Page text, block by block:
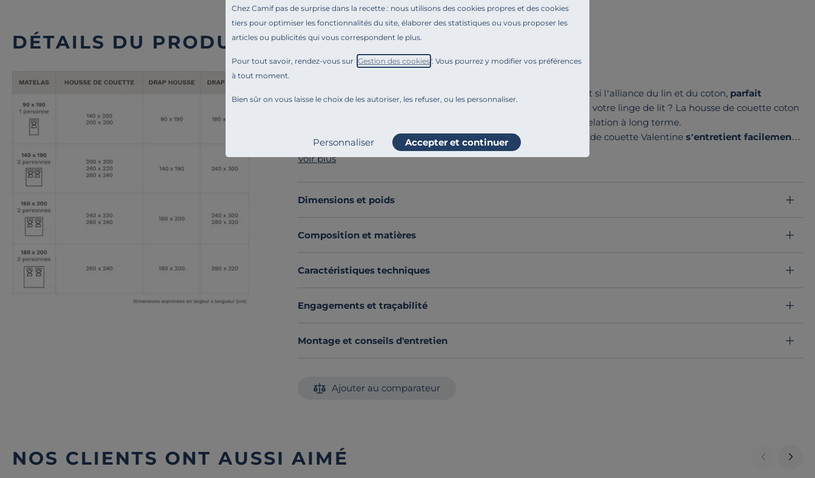
Chez Camif pas de surprise dans la recette : nous utilisons des cookies propres et des cookies
tiers pour optimiser les fonctionnalités du site, élaborer des statistiques ou vous proposer les
articles ou publicités qui vous correspondent le plus.
Pour tout savoir, rendez-vous sur " Gestion des cookies". Vous pourrez y modifier vos préférences
à tout moment.
Bien sûr on vous laisse le choix de les autoriser, les refuser, ou les personnaliser.
Personnaliser Accepter et continuer
DÉTAILS DU PRODUIT
Vous rêvez d’une histoire d’amour de haut vol avec vos draps ? Et si l’alliance du lin et du coton, parfait
, était la solution rêvée pour votre linge de lit ? La housse de couette coton
, vous offre cette relation à long terme.
Avec ses
75 % de coton et 25 % de lin, l’union parfaite, la housse de couette Valentines’entretient facilement
et se bonifie avec le temps en acquérant une douceur toujours plus grande.
Cette housse de couette est disponible dans une large palette de couleurs et s’adapte à tous vos goûts. Craquez
pour son aspect délicieusement froissé.
Découvrez toute notre sélection :
Voir plus
Dimensions et poids
Composition et matières
Caractéristiques techniques
Engagements et traçabilité
Montage et conseils d'entretien
Ajouter au comparateur
NOS CLIENTS ONT AUSSI AIMÉ